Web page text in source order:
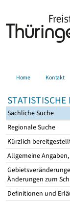
Home Kontakt
STATISTISCHE
Sachliche Suche
Regionale Suche
Kürzlich
Allgemeine
Änderungen zum
Definitionen und